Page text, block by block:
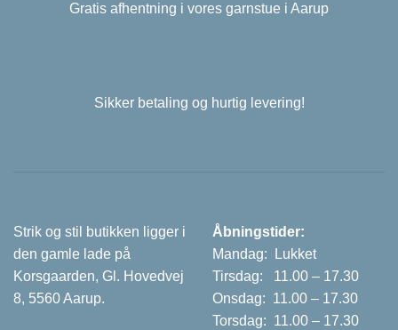
Gratis afhentning i vores garnstue i Aarup
Sikker betaling og hurtig levering!
Strik og stil butikken ligger i
den gamle lade på
Korsgaarden, Gl. Hovedvej
8, 5560 Aarup.
Åbningstider:
Mandag: Lukket
Tirsdag: 11.00 – 17.30
Onsdag: 11.00 – 17.30
Torsdag: 11.00 – 17.30